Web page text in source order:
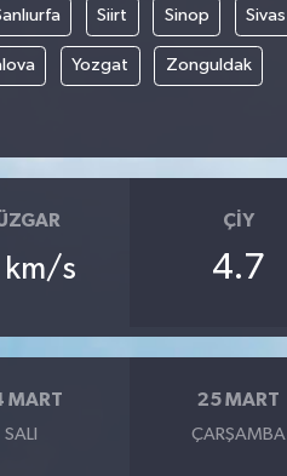
Siirt Sinop Sivas
Yozgat Zonguldak
km/s
ÇIY
4.7
MART
SALI
25 MART
ÇARŞAMBA